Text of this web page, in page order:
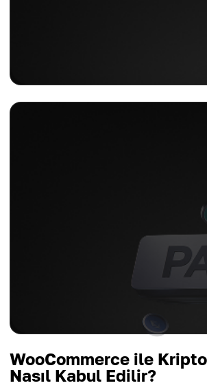
WooCommerce ile
Nasıl Kabul Edilir?